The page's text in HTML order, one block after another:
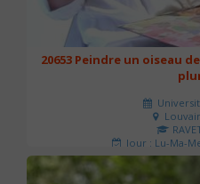
20653 Peindre un oiseau
Jour : Lu-Ma-
Nombre